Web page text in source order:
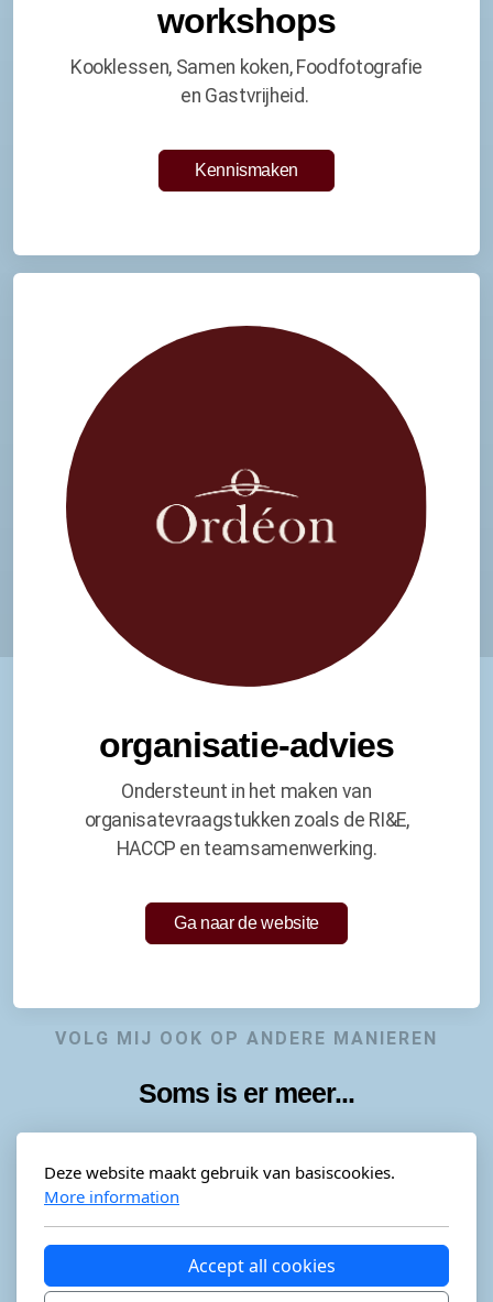
workshops
Kooklessen, Samen koken, Foodfotografie
en Gastvrijheid.
Kennismaken
organisatie-advies
Ondersteunt in het maken van
organisatevraagstukken zoals de RI&E,
HACCP en teamsamenwerking.
Ga naar de website
VOLG MIJ OOK OP ANDERE MANIEREN
Soms is er meer...
Horeca-advies
KevinaandeKook
Deze website maakt gebruik van basiscookies.
More information
Accept all cookies